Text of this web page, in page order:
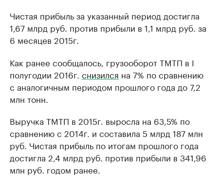
Чистая прибыль за указанный период достигла
1,67 млрд руб. против прибыли в 1,1 млрд руб. за
6 месяцев 2015г.
Как ранее сообщалось, грузооборот ТМТП в I
полугодии 2016г. снизился на 7% по сравнению
с аналогичным периодом прошлого года до 7,2
млн тонн.
Выручка ТМТП в 2015г. выросла на 63,5% по
сравнению с 2014г. и составила 5 млрд 187 млн
руб. Чистая прибыль по итогам прошлого года
достигла 2,4 млрд руб. против прибыли в 341,96
млн руб. годом ранее.